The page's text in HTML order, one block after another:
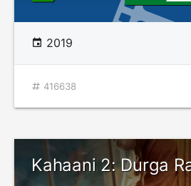
2019
416638
Kahaani 2: Durga